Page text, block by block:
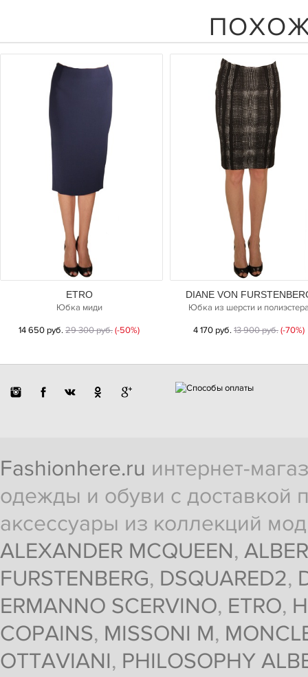
ETRO
Юбка миди
14 650 руб.29 300 руб.(-50%)
DIANE VON
Юбка из шерсти и
4 170 руб.13 900 руб.(-70%)
Fashionhere.ru интернет-
одежды и обуви с доставкой
аксессуары из коллекций
ALEXANDER MCQUEEN,
FURSTENBERG, DSQUARED2,
ERMANNO SCERVINO, ETRO,
COPAINS, MISSONI M,
OTTAVIANI, PHILOSOPHY